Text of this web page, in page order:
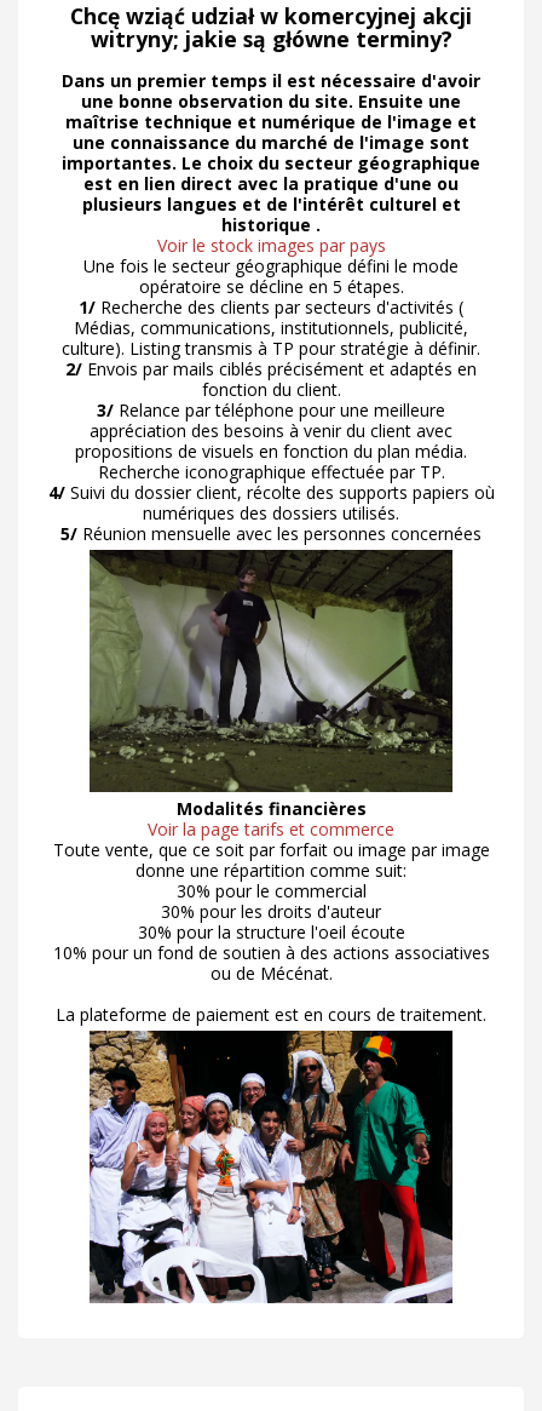
Chcę wziąć udział w komercyjnej akcji
witryny; jakie są główne terminy?
Dans un premier temps il est nécessaire d'avoir
une bonne observation du site. Ensuite une
maîtrise technique et numérique de l'image et
une connaissance du marché de l'image sont
importantes. Le choix du secteur géographique
est en lien direct avec la pratique d'une ou
plusieurs langues et de l'intérêt culturel et
historique .
Voir le stock images par pays
Une fois le secteur géographique défini le mode
opératoire se décline en 5 étapes.
1/ Recherche des clients par secteurs d'activités (
Médias, communications, institutionnels, publicité,
culture). Listing transmis à TP pour stratégie à définir.
2/ Envois par mails ciblés précisément et adaptés en
fonction du client.
3/ Relance par téléphone pour une meilleure
appréciation des besoins à venir du client avec
propositions de visuels en fonction du plan média.
Recherche iconographique effectuée par TP.
4/Suivi du dossier client, récolte des supports papiers où
numériques des dossiers utilisés.
5/ Réunion mensuelle avec les personnes concernées
Modalités financières
Voir la page tarifs et commerce
Toute vente, que ce soit par forfait ou image par image
donne une répartition comme suit:
30% pour le commercial
30% pour les droits d'auteur
30% pour la structure l'oeil écoute
10% pour un fond de soutien à des actions associatives
ou de Mécénat.
La plateforme de paiement est en cours de traitement.